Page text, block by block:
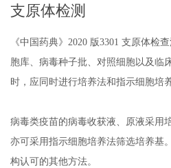
支原体检测
《中国药典》2020 版3301 支原体检
胞库、病毒种子批、对照细胞以及临
时，应同时进行培养法和指示细胞培
病毒类疫苗的病毒收获液、原液采用
亦可采用指示细胞培养法筛选培养基
构认可的其他方法。